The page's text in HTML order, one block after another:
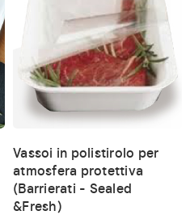
Vassoi in polistirolo per
atmosfera protettiva
(Barrierati - Sealed
&Fresh)